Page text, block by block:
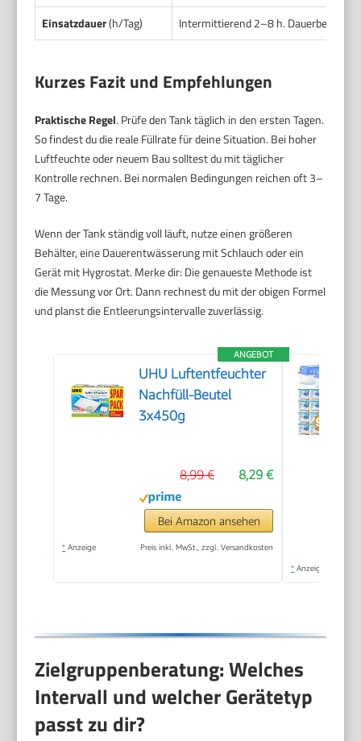
Einsatzdauer(h/Tag) Intermittierend 2–8 h. Dauerbetrieb
Kurzes Fazit und Empfehlungen
Praktische Regel. Prüfe den Tank täglich in den ersten Tagen.
So findest du die reale Füllrate für deine Situation. Bei hoher
Luftfeuchte oder neuem Bau solltest du mit täglicher
Kontrolle rechnen. Bei normalen Bedingungen reichen oft 3–
7 Tage.
Wenn der Tank ständig voll läuft, nutze einen größeren
Behälter, eine Dauerentwässerung mit Schlauch oder ein
Gerät mit Hygrostat. Merke dir: Die genaueste Methode ist
die Messung vor Ort. Dann rechnest du mit der obigen Formel
und planst die Entleerungsintervalle zuverlässig.
ANGEBOT
UHU Luftentfeuchter
Nachfüll-Beutel
3x450g
8,29 €
8,99 €
Bei Amazon ansehen
* Anzeige Preis inkl. MwSt., zzgl. Versandkosten
* Anzeige
Zielgruppenberatung: Welches
Intervall und welcher Gerätetyp
passt zu dir?